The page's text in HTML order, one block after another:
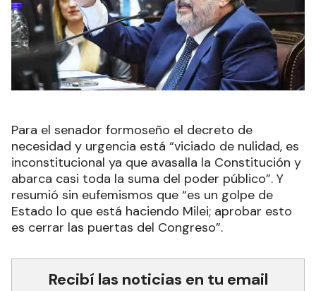
Para el senador formoseño el decreto de
necesidad y urgencia está “viciado de nulidad, es
inconstitucional ya que avasalla la Constitución y
abarca casi toda la suma del poder público”. Y
resumió sin eufemismos que “es un golpe de
Estado lo que está haciendo Milei; aprobar esto
es cerrar las puertas del Congreso”.
Recibí las noticias en tu email